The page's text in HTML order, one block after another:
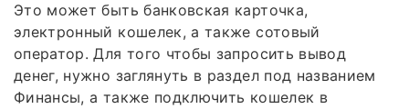
Это может быть банковская карточка,
электронный кошелек, а также сотовый
оператор. Для того чтобы запросить вывод
денег, нужно заглянуть в раздел под названием
Финансы, а также подключить кошелек в